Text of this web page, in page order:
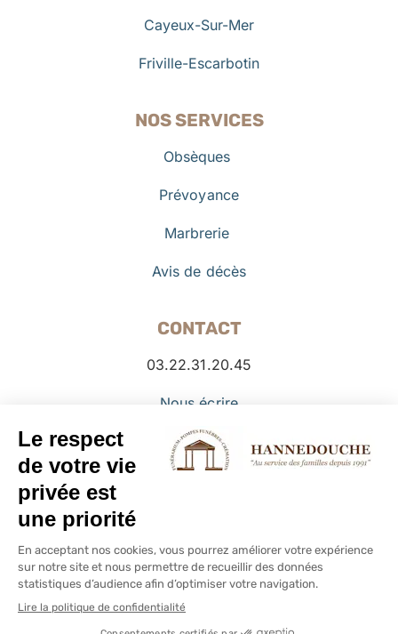
Cayeux-Sur-Mer
Friville-Escarbotin
NOS SERVICES
Obsèques
Prévoyance
Marbrerie
Avis de décès
CONTACT
03.22.31.20.45
Nous écrire
© Copyright PFHANNEDOUCHE -2026 -Mentions légales
Politique de cookies